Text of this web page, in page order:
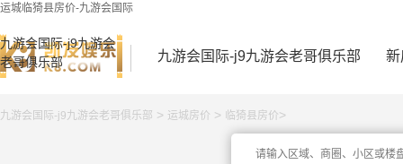
运城临猗县房价-九游会国际
九游会国际-j9九游会
老哥俱乐部
九游会国际-j9九游会老哥俱乐部 新
九游会国际-j9九游会老哥俱乐部 > 运城房价 > 临猗县房价>